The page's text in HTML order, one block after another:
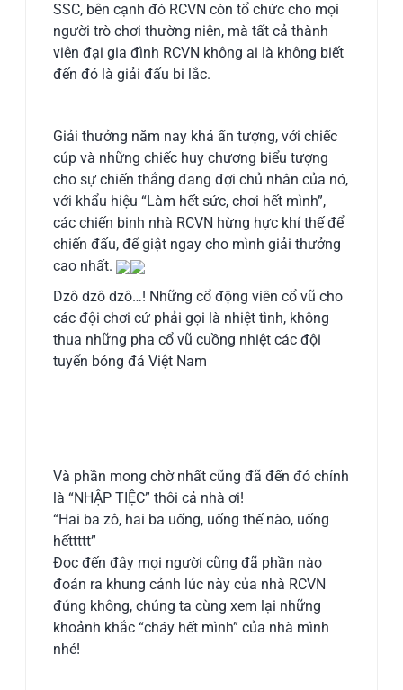
SSC, bên cạnh đó RCVN còn tổ chức cho mọi
người trò chơi thường niên, mà tất cả thành
viên đại gia đình RCVN không ai là không biết
đến đó là giải đấu bi lắc.
Giải thưởng năm nay khá ấn tượng, với chiếc
cúp và những chiếc huy chương biểu tượng
cho sự chiến thắng đang đợi chủ nhân của nó,
với khẩu hiệu “Làm hết sức, chơi hết mình”,
các chiến binh nhà RCVN hừng hực khí thế để
chiến đấu, để giật ngay cho mình giải thưởng
cao nhất.
Dzô dzô dzô…! Những cổ động viên cổ vũ cho
các đội chơi cứ phải gọi là nhiệt tình, không
thua những pha cổ vũ cuồng nhiệt các đội
tuyển bóng đá Việt Nam
Và phần mong chờ nhất cũng đã đến đó chính
là “NHẬP TIỆC” thôi cả nhà ơi!
“Hai ba zô, hai ba uống, uống thế nào, uống
hếttttt”
Đọc đến đây mọi người cũng đã phần nào
đoán ra khung cảnh lúc này của nhà RCVN
đúng không, chúng ta cùng xem lại những
khoảnh khắc “cháy hết mình” của nhà mình
nhé!